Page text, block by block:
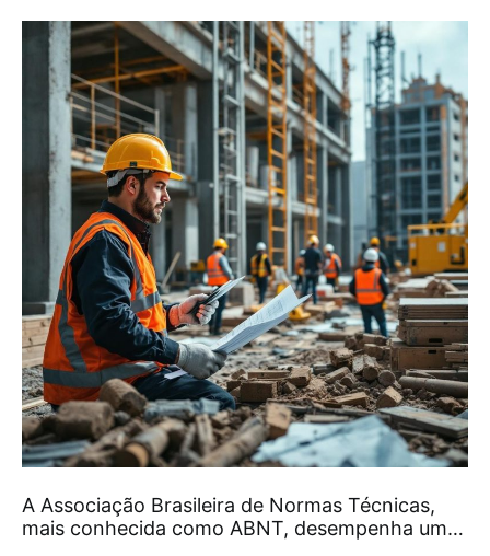
A Associação Brasileira de Normas Técnicas,
mais conhecida como ABNT, desempenha um…